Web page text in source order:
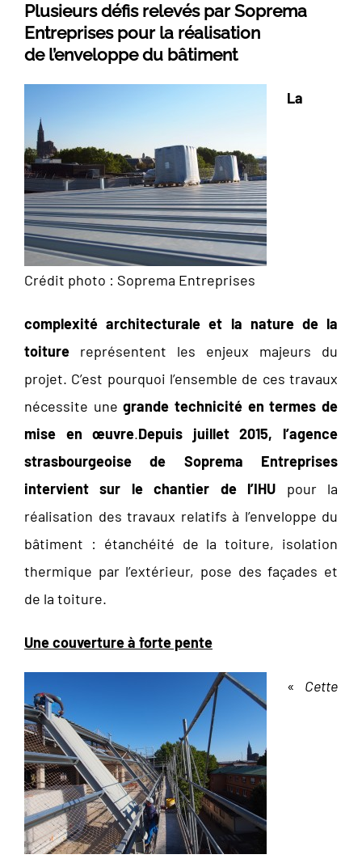
Plusieurs défis relevés par Soprema
Entreprises pour la réalisation
de l’enveloppe du bâtiment
Crédit photo : Soprema Entreprises
La
complexité architecturale et la nature de la
toiture représentent les enjeux majeurs du
projet. C’est pourquoi l’ensemble de ces travaux
nécessite unegrande technicité en termes de
mise en œuvre.Depuis juillet 2015, l’agence
strasbourgeoise de Soprema Entreprises
intervient sur le chantier de l’IHU pour la
réalisation des travaux relatifs à l’enveloppe du
bâtiment : étanchéité de la toiture, isolation
thermique par l’extérieur, pose des façades et
de la toiture.
Une couverture à forte pente
« Cette